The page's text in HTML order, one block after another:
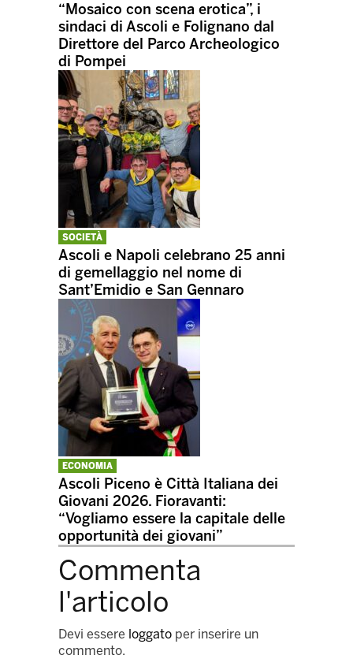
“Mosaico con scena erotica”, i
sindaci di Ascoli e Folignano dal
Direttore del Parco Archeologico
di Pompei
SOCIETÀ
Ascoli e Napoli celebrano 25 anni
di gemellaggio nel nome di
Sant’Emidio e San Gennaro
ECONOMIA
Ascoli Piceno è Città Italiana dei
Giovani 2026. Fioravanti:
“Vogliamo essere la capitale delle
opportunità dei giovani”
Commenta
l'articolo
Devi essere loggato per inserire un
commento.